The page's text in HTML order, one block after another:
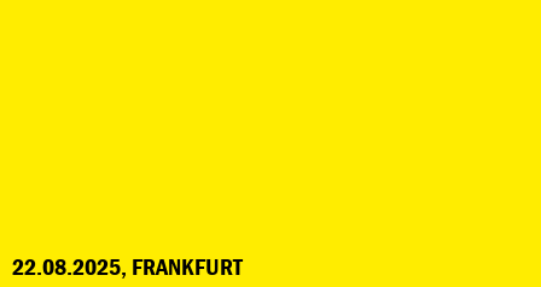
22.08.2025, FRANKFURT